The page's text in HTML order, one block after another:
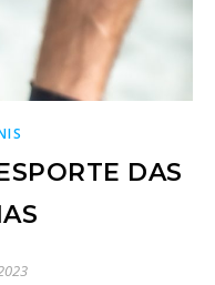
DAS